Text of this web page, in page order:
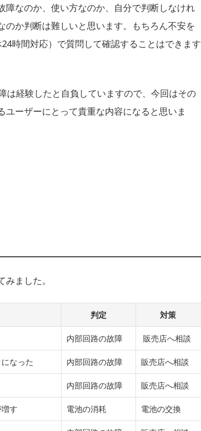
なのか、使い方なのか、自分で判断しなけれ
か判断は難しいと思います。もちろん不安を
時間対応）で質問して確認することはできます
は経験したと自負していますので、今回はその
ーザーにとって貴重な内容になると思いま
ました。
判定 対策
内部回路の故障 販売店へ相談
なった 内部回路の故障 販売店へ相談
内部回路の故障 販売店へ相談
す 電池の消耗 電池の交換